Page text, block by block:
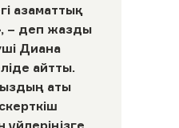
азаматтық
– деп жазды
Диана
айтты.
аты